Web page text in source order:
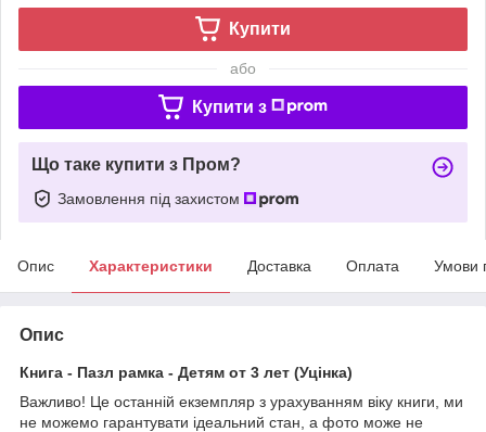
Купити
або
Купити з
Що таке купити з Пром?
Замовлення під захистом
Опис Характеристики Доставка Оплата Умови
Опис
Книга - Пазл рамка - Детям от 3 лет (Уцінка)
Важливо! Це останній екземпляр з урахуванням віку книги, ми
не можемо гарантувати ідеальний стан, а фото може не